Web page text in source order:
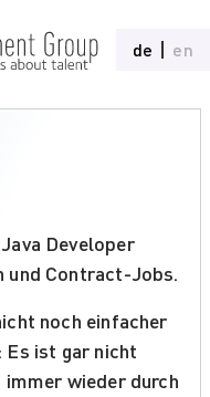
de en
Developer
und Contract-Jobs.
noch einfacher
Es ist gar nicht
immer wieder durch